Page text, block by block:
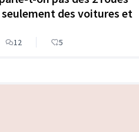
des voitures et
12 5